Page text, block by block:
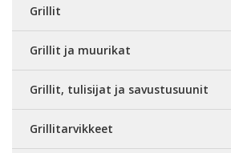
Grillit
Grillit ja muurikat
Grillit, tulisijat ja savustusuunit
Grillitarvikkeet